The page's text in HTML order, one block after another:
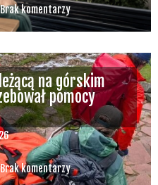
Brak komentarzy
na górskim
pomocy
Brak komentarzy